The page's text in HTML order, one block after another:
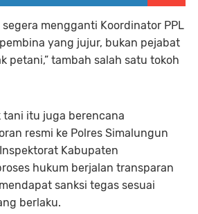
mengganti Koordinator PPL
yang jujur, bukan pejabat
petani,” tambah salah satu tokoh
tani itu juga berencana
resmi ke Polres Simalungun
Kabupaten
hukum berjalan transparan
sanksi tegas sesuai
berlaku.